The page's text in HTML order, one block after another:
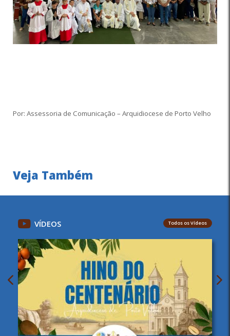
Por: Assessoria de Comunicação – Arquidiocese de Porto Velho
Veja Também
VÍDEOS Todos os Vídeos